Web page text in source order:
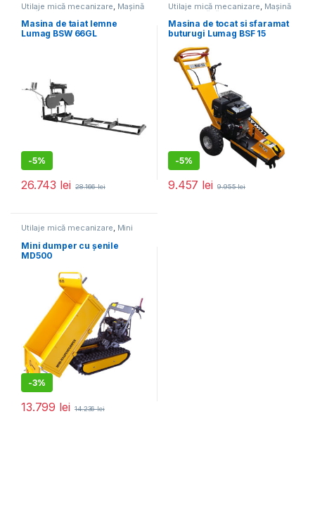
Utilaje mică mecanizare Mașină
de tăiat
Masina de taiat lemne
Lumag BSW 66GL
-5%
26.743 lei 28.166lei
Utilaje mică mecanizare Mașină
de frezat rădăcini
Masina de tocat si sfaramat
buturugi Lumag BSF 15
-5%
9.457 lei 9.955lei
Utilaje mică mecanizare, Mini
Mini dumper cu șenile
MD500
-3%
13.799 lei 14.236lei